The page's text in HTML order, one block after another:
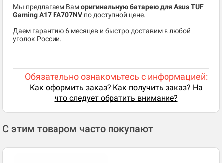
Мы предлагаем Ваморигинальную батарею для Asus TUF
Gaming A17 FA707NV по доступной цене.
Даем гарантию 6 месяцев и быстро доставим в любой
уголок России.
Обязательно ознакомьтесь с информацией:
Как оформить заказ? Как получить заказ? На
что следует обратить внимание?
С этим товаром часто покупают